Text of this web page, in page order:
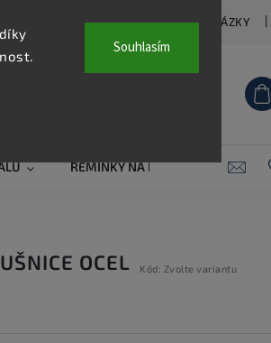
Souhlasím
ČASTO KLADENÉ OTÁZKY
ŘEMÍNKY NA HODINKY
OCEL Kód: Zvolte variantu